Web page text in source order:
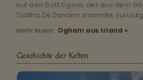
auf den Gott Ogma, der aus dem
Túatha Dé Danann stammte,
Mehr lesen: Ogham aus Irland »
Geschichte der Kelten